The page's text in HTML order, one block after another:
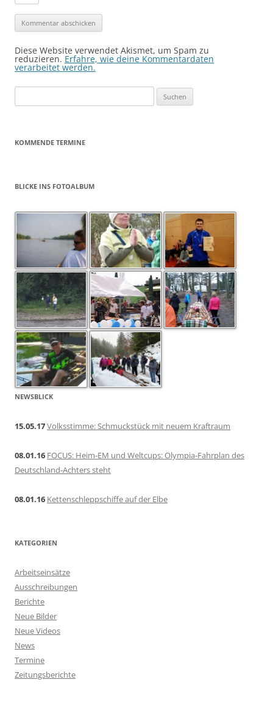
Diese Website verwendet Akismet, um Spam zu
reduzieren. Erfahre, wie deine Kommentardaten
verarbeitet werden.
nach:
KOMMENDE TERMINE
BLICKE INS FOTOALBUM
NEWSBLICK
15.05.17Volksstimme: Schmuckstück mit neuem Kraftraum
08.01.16 FOCUS: Heim-EM und Weltcups: Olympia-Fahrplan des
Deutschland-Achters steht
08.01.16 Kettenschleppschiffe auf der Elbe
KATEGORIEN
Arbeitseinsätze
Ausschreibungen
Berichte
Neue Bilder
Neue Videos
News
Termine
Zeitungsberichte